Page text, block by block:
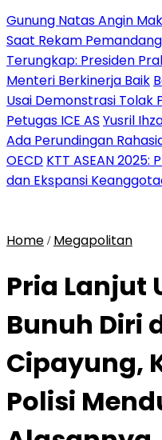
Gunung Natas Angin
Saat Rekam
Terungkap: Presiden
Menteri Berkinerja Baik
Usai Demonstrasi Tolak
Petugas ICE AS Yusril
Ada Perundingan
OECD KTT ASEAN
dan Ekspansi
Home / Megapolitan
Pria Lanjut
Bunuh Diri
Cipayung,
Polisi